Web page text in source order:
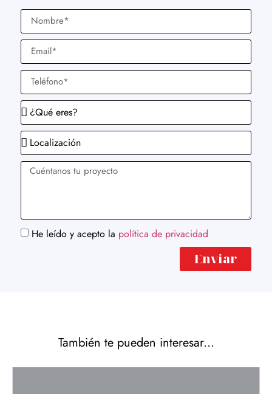
He leído y acepto la política de privacidad
Enviar
También te pueden interesar...